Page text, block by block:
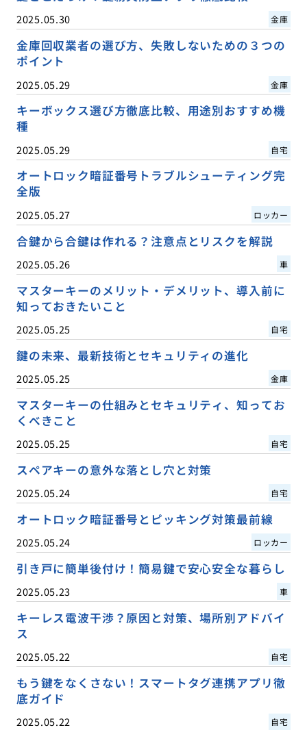
2025.05.30 金庫
金庫回収業者の選び方、失敗しないための３つの
ポイント
2025.05.29 金庫
キーボックス選び方徹底比較、用途別おすすめ機
種
2025.05.29 自宅
オートロック暗証番号トラブルシューティング完
全版
2025.05.27 ロッカー
合鍵から合鍵は作れる？注意点とリスクを解説
2025.05.26 車
マスターキーのメリット・デメリット、導入前に
知っておきたいこと
2025.05.25 自宅
鍵の未来、最新技術とセキュリティの進化
2025.05.25 金庫
マスターキーの仕組みとセキュリティ、知ってお
くべきこと
2025.05.25 自宅
スペアキーの意外な落とし穴と対策
2025.05.24 自宅
オートロック暗証番号とピッキング対策最前線
2025.05.24 ロッカー
引き戸に簡単後付け！簡易鍵で安心安全な暮らし
2025.05.23 車
キーレス電波干渉？原因と対策、場所別アドバイ
ス
2025.05.22 自宅
もう鍵をなくさない！スマートタグ連携アプリ徹
底ガイド
2025.05.22 自宅